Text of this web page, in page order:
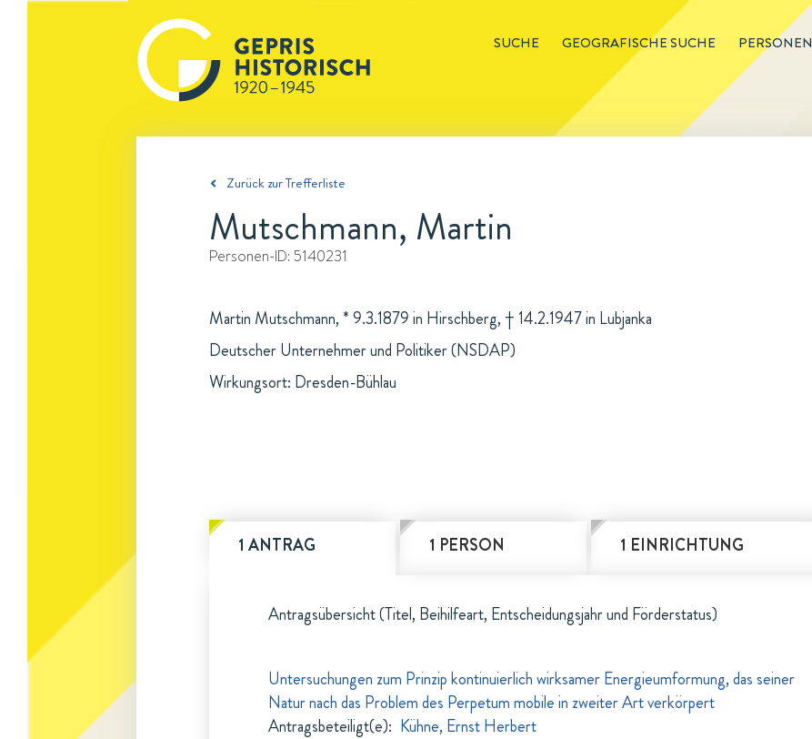
SUCHE GEOGRAFISCHE SUCHE PERSONEN
Zurück zur Trefferliste
Mutschmann, Martin
Personen-ID: 5140231
Martin Mutschmann, * 9.3.1879 in Hirschberg, † 14.2.1947 in Lubjanka
Deutscher Unternehmer und Politiker (NSDAP)
Wirkungsort: Dresden-Bühlau
1 ANTRAG 1 PERSON 1 EINRICHTUNG
Antragsübersicht (Titel, Beihilfeart, Entscheidungsjahr und Förderstatus)
Untersuchungen zum Prinzip kontinuierlich wirksamer Energieumformung, das seiner
Natur nach das Problem des Perpetum mobile in zweiter Art verkörpert
Antragsbeteiligt(e): Kühne, Ernst Herbert